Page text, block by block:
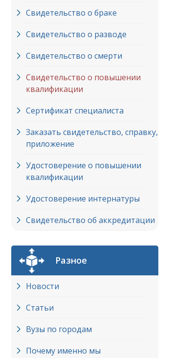
Свидетельство о браке
Свидетельство о разводе
Свидетельство о смерти
Свидетельство о повышении
квалификации
Сертификат специалиста
Заказать свидетельство, справку,
приложение
Удостоверение о повышении
квалификации
Удостоверение интернатуры
Свидетельство об аккредитации
Разное
Новости
Статьи
Вузы по городам
Почему именно мы